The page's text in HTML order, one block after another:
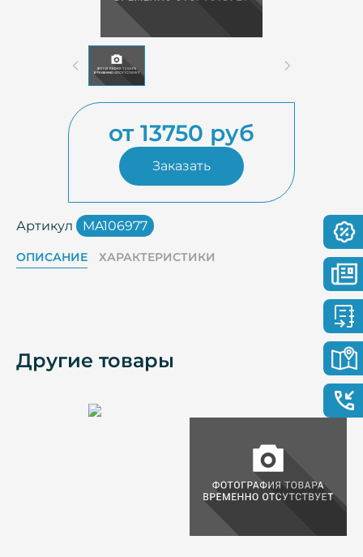
от 13750 руб
Заказать
Артикул MA106977
ОПИСАНИЕ ХАРАКТЕРИСТИКИ
Другие товары